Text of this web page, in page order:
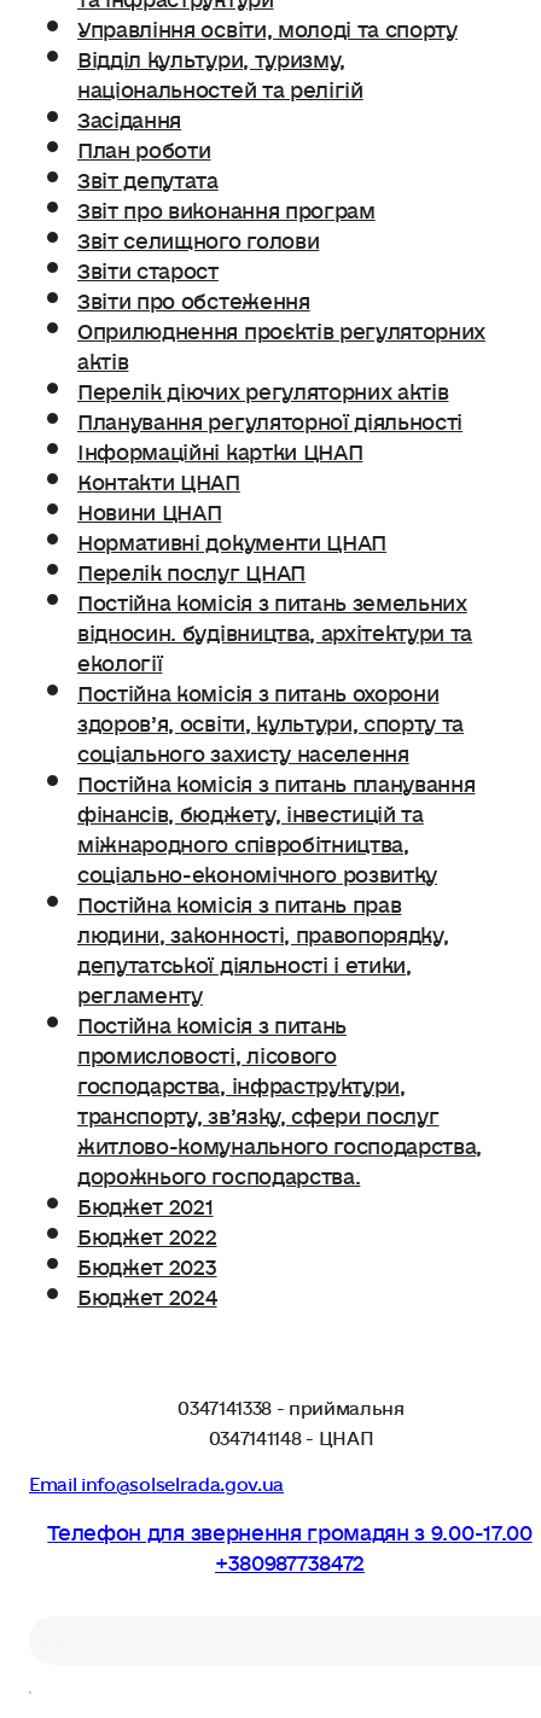
Управління освіти, молоді та спорту
Відділ культури, туризму,
національностей та релігій
Засідання
План роботи
Звіт депутата
Звіт про виконання програм
Звіт селищного голови
Звіти старост
Звіти про обстеження
Оприлюднення проєктів регуляторних
актів
Перелік діючих регуляторних актів
Планування регуляторної діяльності
Інформаційні картки ЦНАП
Контакти ЦНАП
Новини ЦНАП
Нормативні документи ЦНАП
Перелік послуг ЦНАП
Постійна комісія з питань земельних
відносин. будівництва, архітектури та
екології
Постійна комісія з питань охорони
здоров’я, освіти, культури, спорту та
соціального захисту населення
Постійна комісія з питань планування
фінансів, бюджету, інвестицій та
міжнародного співробітництва,
соціально-економічного розвитку
Постійна комісія з питань прав
людини, законності, правопорядку,
депутатської діяльності і етики,
регламенту
Постійна комісія з питань
промисловості, лісового
господарства, інфраструктури,
транспорту, зв’язку, сфери послуг
житлово-комунального господарства,
дорожнього господарства.
Бюджет 2021
Бюджет 2022
Бюджет 2023
Бюджет 2024
0347141338 - приймальня
0347141148 - ЦНАП
Email info@solselrada.gov.ua
Телефон для звернення громадян з 9.00-17.00
+380987738472